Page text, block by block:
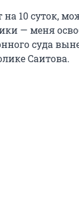
10 суток,
— меня
суда
Саитова.